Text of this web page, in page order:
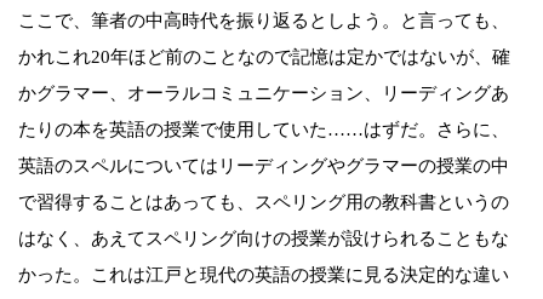
ここで、筆者の中高時代を振り返るとしよう。と言っても、
かれこれ20年ほど前のことなので記憶は定かではないが、確
かグラマー、オーラルコミュニケーション、リーディングあ
たりの本を英語の授業で使用していた……はずだ。さらに、
英語のスペルについてはリーディングやグラマーの授業の中
で習得することはあっても、スペリング用の教科書というの
はなく、あえてスペリング向けの授業が設けられることもな
かった。これは江戸と現代の英語の授業に見る決定的な違い